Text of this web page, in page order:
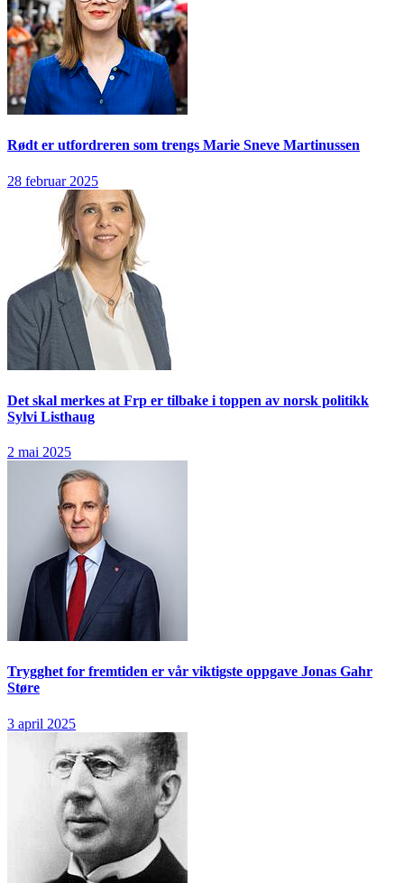
Rødt er utfordreren som trengs Marie Sneve Martinussen
28 februar 2025
Det skal merkes at Frp er tilbake i toppen av norsk politikk
Sylvi Listhaug
2 mai 2025
Trygghet for fremtiden er vår viktigste oppgave Jonas Gahr
Støre
3 april 2025